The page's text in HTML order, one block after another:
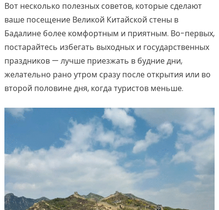
Вот несколько полезных советов, которые сделают
ваше посещение Великой Китайской стены в
Бадалине более комфортным и приятным. Во-первых,
постарайтесь избегать выходных и государственных
праздников — лучше приезжать в будние дни,
желательно рано утром сразу после открытия или во
второй половине дня, когда туристов меньше.